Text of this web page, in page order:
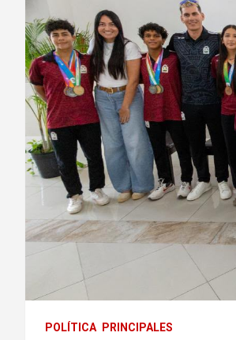
POLÍTICA PRINCIPALES